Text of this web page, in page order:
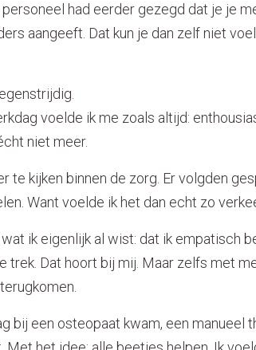
had eerder gezegd dat je je
aangeeft. Dat kun je dan zelf niet
voelde ik me zoals altijd:
niet meer.
te kijken binnen de zorg. Er volgden
Want voelde ik het dan echt zo
ik eigenlijk al wist: dat ik empatisch
trek. Dat hoort bij mij. Maar zelfs met
bij een osteopaat kwam, een manueel